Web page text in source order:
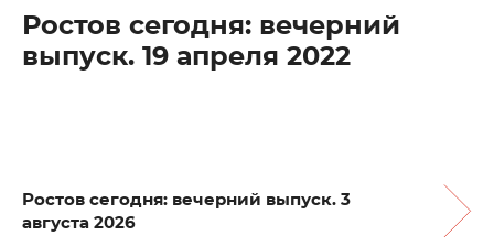
Ростов сегодня: вечерний
выпуск. 19 апреля 2022
Ростов сегодня: вечерний выпуск. 3
августа 2026